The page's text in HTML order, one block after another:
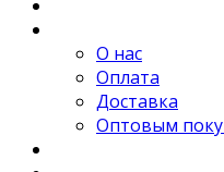
О нас
Оплата
Доставка
Оптовым